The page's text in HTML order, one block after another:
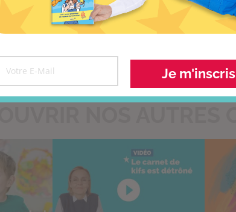
Voir toutes les conférences
CONTACTEZ-NOUS >
Je m'inscris